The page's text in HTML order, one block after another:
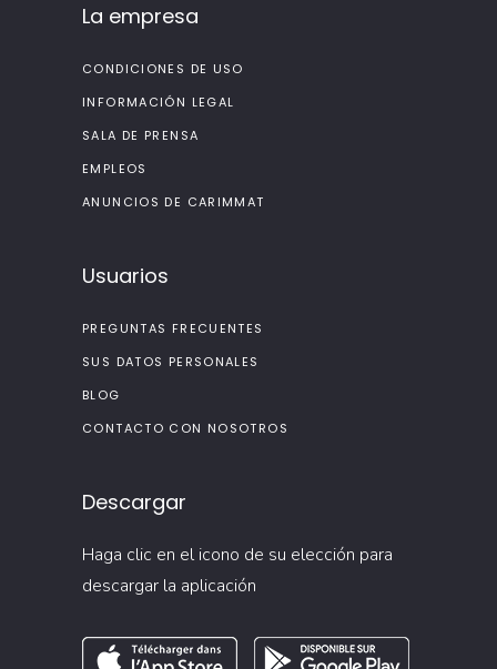
La empresa
CONDICIONES DE USO
INFORMACIÓN LEGAL
SALA DE PRENSA
EMPLEOS
ANUNCIOS DE CARIMMAT
Usuarios
PREGUNTAS FRECUENTES
SUS DATOS PERSONALES
BLOG
CONTACTO CON NOSOTROS
Descargar
Haga clic en el icono de su elección para
descargar la aplicación